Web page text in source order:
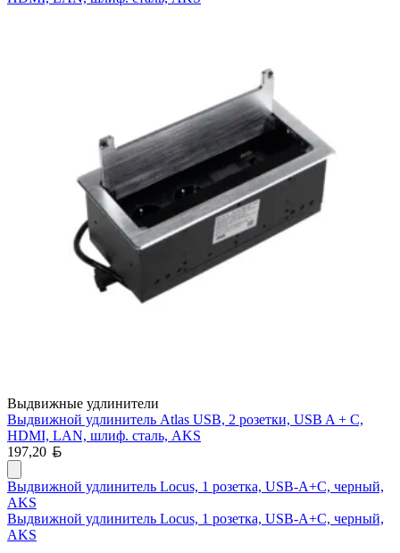
Выдвижные удлинители
Выдвижной удлинитель Atlas USB, 2 розетки, USB A + C,
HDMI, LAN, шлиф. сталь, AKS
197,20
Выдвижной удлинитель Locus, 1 розетка, USB-A+C, черный,
AKS
Выдвижной удлинитель Locus, 1 розетка, USB-A+C, черный,
AKS